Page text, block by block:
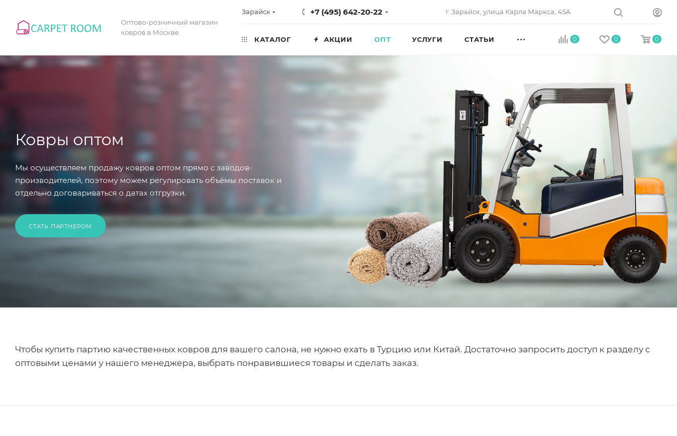
Оптово-розничный магазин
ковров в Москве
Зарайск +7 (495) 642-20-22 г. Зарайск, улица Карла Маркса, 45А
0 0 0
КАТАЛОГ АКЦИИ ОПТ УСЛУГИ СТАТЬИ
Ковры оптом
Мы осуществляем продажу ковров оптом прямо с заводов-
производителей, поэтому можем регулировать объёмы поставок и
отдельно договариваться о датах отгрузки.
СТАТЬ ПАРТНЕРОМ
Чтобы купить партию качественных ковров для вашего салона, не нужно ехать в Турцию или Китай. Достаточно запросить доступ к разделу с
оптовыми ценами у нашего менеджера, выбрать понравившиеся товары и сделать заказ.